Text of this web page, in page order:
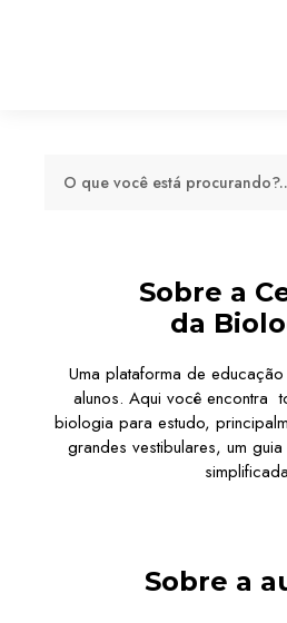
Sobre a
da
Uma plataforma de
alunos. Aqui você encontra
biologia para estudo,
grandes vestibulares, um
Sobre a